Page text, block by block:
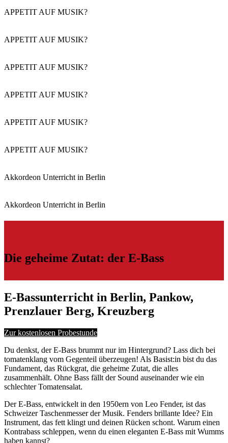
APPETIT AUF MUSIK?
APPETIT AUF MUSIK?
APPETIT AUF MUSIK?
APPETIT AUF MUSIK?
APPETIT AUF MUSIK?
APPETIT AUF MUSIK?
Akkordeon Unterricht in Berlin
Akkordeon Unterricht in Berlin
Die geheime Zutat: der E-Bass
E-Bassunterricht in Berlin, Pankow,
Prenzlauer Berg, Kreuzberg
Zur kostenlosen Probestunde
Du denkst, der E-Bass brummt nur im Hintergrund? Lass dich bei
tomatenklang vom Gegenteil überzeugen! Als Basist:in bist du das
Fundament, das Rückgrat, die geheime Zutat, die alles
zusammenhält. Ohne Bass fällt der Sound auseinander wie ein
schlechter Tomatensalat.
Der E-Bass, entwickelt in den 1950ern von Leo Fender, ist das
Schweizer Taschenmesser der Musik. Fenders brillante Idee? Ein
Instrument, das fett klingt und deinen Rücken schont. Warum einen
Kontrabass schleppen, wenn du einen eleganten E-Bass mit Wumms
haben kannst?